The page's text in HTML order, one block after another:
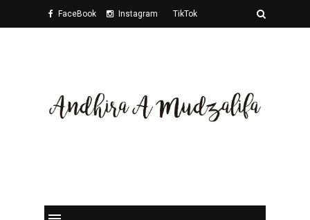
FaceBook Instagram TikTok